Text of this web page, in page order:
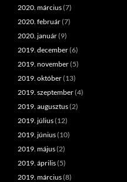
2020. március(7)
2020. február(7)
2020. január(9)
2019. december(6)
2019. november(5)
2019. október(13)
2019. szeptember(4)
2019. augusztus(2)
2019. július(12)
2019. június(10)
2019. május(2)
2019. április(5)
2019. március(8)